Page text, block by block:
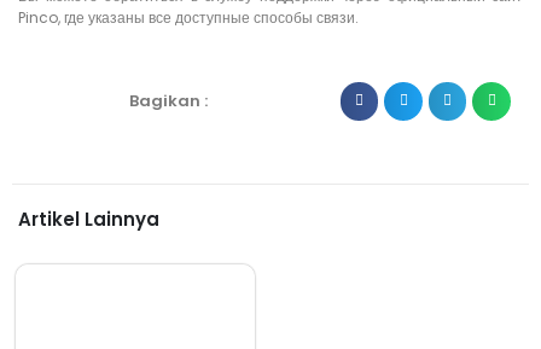
Pinco, где указаны все доступные способы связи.
Bagikan :
Artikel Lainnya